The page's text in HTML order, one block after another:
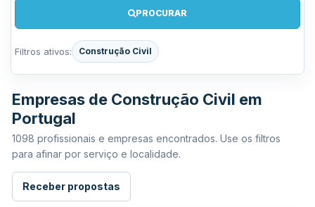
PROCURAR
Filtros ativos: Construção Civil
Empresas de Construção Civil em
Portugal
1098 profissionais e empresas encontrados. Use os filtros
para afinar por serviço e localidade.
Receber propostas